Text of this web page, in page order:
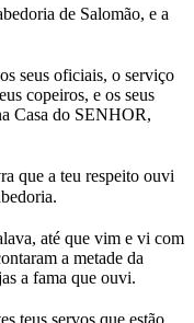
de Salomão, e a
seus oficiais, o serviço
copeiros, e os seus
Casa do SENHOR,
que a teu respeito ouvi
até que vim e vi com
a metade da
a fama que ouvi.